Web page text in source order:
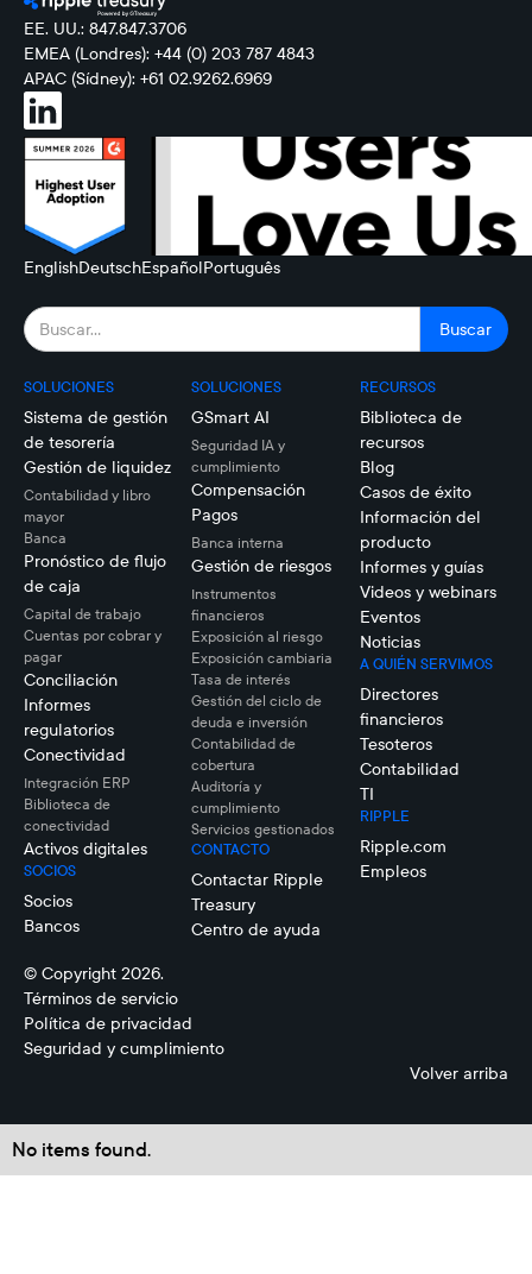
EE. UU.: 847.847.3706
EMEA (Londres): +44 (0) 203 787 4843
APAC (Sídney): +61 02.9262.6969
EnglishDeutschEspañolPortuguês
SOLUCIONES
Sistema de gestión
de tesorería
Gestión de liquidez
Contabilidad y libro
mayor
Banca
Pronóstico de flujo
de caja
Capital de trabajo
Cuentas por cobrar y
pagar
Conciliación
Informes
regulatorios
Conectividad
Integración ERP
Biblioteca de
conectividad
Activos digitales
SOCIOS
Socios
Bancos
SOLUCIONES
GSmart AI
Seguridad IA y
cumplimiento
Compensación
Pagos
Banca interna
Gestión de riesgos
Instrumentos
financieros
Exposición al riesgo
Exposición cambiaria
Tasa de interés
Gestión del ciclo de
deuda e inversión
Contabilidad de
cobertura
Auditoría y
cumplimiento
Servicios gestionados
CONTACTO
Contactar Ripple
Treasury
Centro de ayuda
RECURSOS
Biblioteca de
recursos
Blog
Casos de éxito
Información del
producto
Informes y guías
Videos y webinars
Eventos
Noticias
A QUIÉN SERVIMOS
Directores
financieros
Tesoteros
Contabilidad
TI
RIPPLE
Ripple.com
Empleos
© Copyright 2026.
Términos de servicio
Política de privacidad
Seguridad y cumplimiento
Volver arriba
No items found.